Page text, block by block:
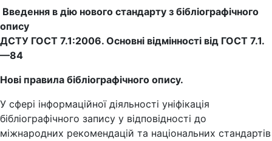
Введення в дію нового стандарту з бібліографічного
опису
ДСТУ ГОСТ 7.1:2006. Основні відмінності від ГОСТ 7.1.
—84
Нові правила бібліографічного опису.
У сфері інформаційної діяльності уніфікація
бібліографічного запису у відповідності до
міжнародних рекомендацій та національних стандартів